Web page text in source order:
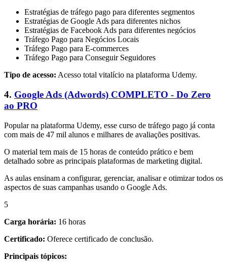
Estratégias de tráfego pago para diferentes segmentos
Estratégias de Google Ads para diferentes nichos
Estratégias de Facebook Ads para diferentes negócios
Tráfego Pago para Negócios Locais
Tráfego Pago para E-commerces
Tráfego Pago para Conseguir Seguidores
Tipo de acesso: Acesso total vitalício na plataforma Udemy.
4. Google Ads (Adwords) COMPLETO - Do Zero
ao PRO
Popular na plataforma Udemy, esse curso de tráfego pago já conta
com mais de 47 mil alunos e milhares de avaliações positivas.
O material tem mais de 15 horas de conteúdo prático e bem
detalhado sobre as principais plataformas de marketing digital.
As aulas ensinam a configurar, gerenciar, analisar e otimizar todos os
aspectos de suas campanhas usando o Google Ads.
5
Carga horária: 16 horas
Certificado: Oferece certificado de conclusão.
Principais tópicos: